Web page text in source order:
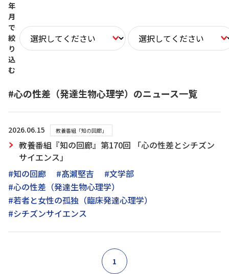
年
月
で
絞
り
込
む
#心の性差（発達生物心理学）のニュース一覧
2026.06.15 教養番組「知の回廊」
教養番組『知の回廊』第170回 「心の性差とシチズン
サイエンス」
#知の回廊
#髙瀨堅吉
#文学部
#心の性差（発達生物心理学）
#若者と女性の孤独（臨床発達心理学）
#シチズンサイエンス
1